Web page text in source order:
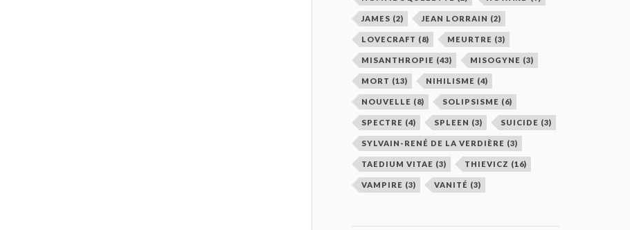
JAMES (2) JEAN LORRAIN (2)
LOVECRAFT (8) MEURTRE (3)
MISANTHROPIE (43) MISOGYNE (3)
MORT (13) NIHILISME (4)
NOUVELLE (8) SOLIPSISME (6)
SPECTRE (4) SPLEEN (3) SUICIDE (3)
SYLVAIN-RENÉ DE LA VERDIÈRE (3)
TAEDIUM VITAE (3) THIEVICZ (16)
VAMPIRE (3) VANITÉ (3)